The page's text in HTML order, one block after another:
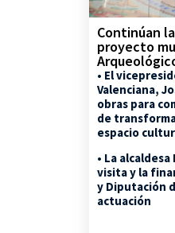
Continúan
proyecto
• El
Valenciana,
obras para
de
espacio
• La
visita y la
y Diputación
actuación